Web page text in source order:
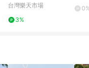
耳狗 絨毛玩偶吊飾 (小
台灣樂天市場
3%